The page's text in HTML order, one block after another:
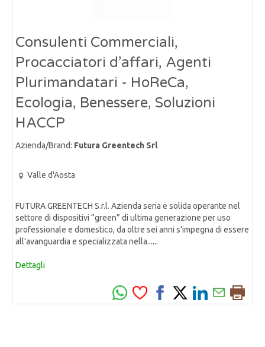
Consulenti Commerciali,
Procacciatori d’affari, Agenti
Plurimandatari - HoReCa,
Ecologia, Benessere, Soluzioni
HACCP
Azienda/Brand: Futura Greentech Srl
Valle d'Aosta
FUTURA GREENTECH S.r.l. Azienda seria e solida operante nel
settore di dispositivi “green” di ultima generazione per uso
professionale e domestico, da oltre sei anni s’impegna di essere
all’avanguardia e specializzata nella......
Dettagli